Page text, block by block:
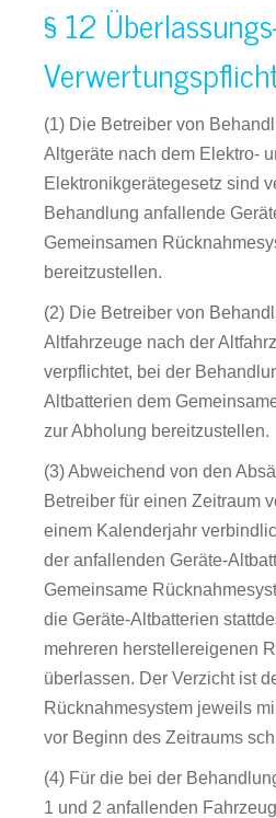
§ 12
(1) Die Betreiber von
Altgeräte nach dem Elektro-
Elektronikgerätegesetz sind
Behandlung anfallende
Gemeinsamen
bereitzustellen.
(2) Die Betreiber von
Altfahrzeuge nach der
verpflichtet, bei der
Altbatterien dem
zur Abholung bereitzustellen.
(3) Abweichend von den
Betreiber für einen Zeitraum
einem Kalenderjahr
der anfallenden Geräte-
Gemeinsame
die Geräte-Altbatterien
mehreren herstellereigenen
überlassen. Der Verzicht ist
Rücknahmesystem jeweils
vor Beginn des Zeitraums
(4) Für die bei der
1 und 2 anfallenden